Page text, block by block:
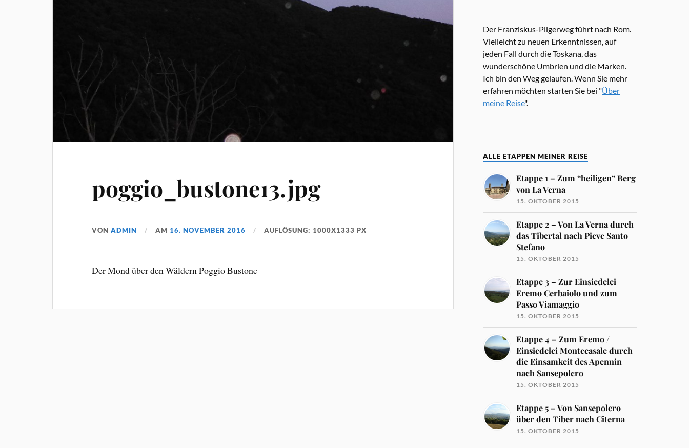
poggio_bustone13.jpg
VONADMIN AM 16. NOVEMBER 2016 AUFLÖSUNG: 1000X1333 PX
Der Mond über den Wäldern Poggio Bustone
Der Franziskus-Pilgerweg führt nach Rom.
Vielleicht zu neuen Erkenntnissen, auf
jeden Fall durch die Toskana, das
wunderschöne Umbrien und die Marken.
Ich bin den Weg gelaufen. Wenn Sie mehr
erfahren möchten starten Sie bei "Über
meine Reise".
ALLE ETAPPEN MEINER REISE
Etappe 1 – Zum “heiligen” Berg
von La Verna
15. OKTOBER 2015
Etappe 2 – Von La Verna durch
das Tibertal nach Pieve Santo
Stefano
15. OKTOBER 2015
Etappe 3 – Zur Einsiedelei
Eremo Cerbaiolo und zum
Passo Viamaggio
15. OKTOBER 2015
Etappe 4 – Zum Eremo /
Einsiedelei Montecasale durch
die Einsamkeit des Apennin
nach Sansepolcro
15. OKTOBER 2015
Etappe 5 – Von Sansepolcro
über den Tiber nach Citerna
15. OKTOBER 2015